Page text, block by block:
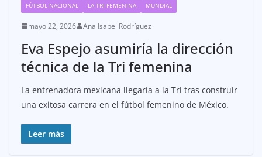
FÚTBOL NACIONAL LA TRI FEMENINA MUNDIAL
mayo 22, 2026 Ana Isabel Rodríguez
Eva Espejo asumiría la dirección
técnica de la Tri femenina
La entrenadora mexicana llegaría a la Tri tras construir
una exitosa carrera en el fútbol femenino de México.
Leer más